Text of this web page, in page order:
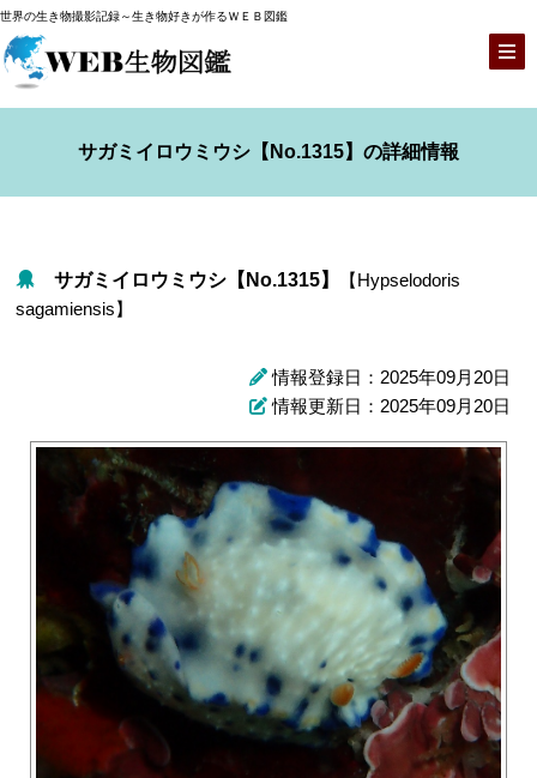
世界の生き物撮影記録～生き物好きが作るＷＥＢ図鑑
サガミイロウミウシ【No.1315】の詳細情報
サガミイロウミウシ【No.1315】
【Hypselodoris
sagamiensis】
情報登録日：2025年09月20日
情報更新日：2025年09月20日